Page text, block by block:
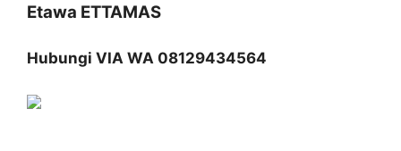
Etawa ETTAMAS
Hubungi VIA WA 08129434564